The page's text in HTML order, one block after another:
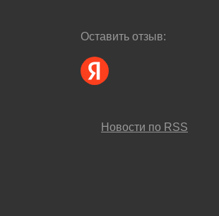
Оставить отзыв:
Новости по RSS